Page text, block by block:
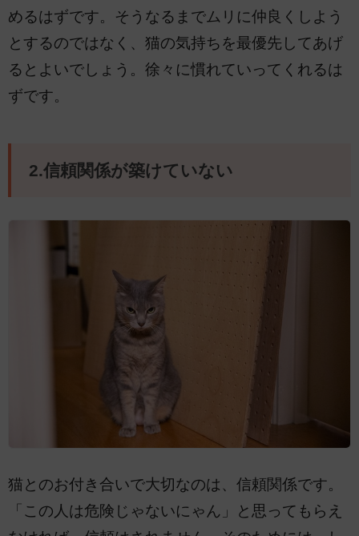
めるはずです。そうなるまでムリに仲良くしよう
とするのではなく、猫の気持ちを最優先してあげ
るとよいでしょう。徐々に慣れていってくれるは
ずです。
2.信頼関係が築けていない
猫とのお付き合いで大切なのは、信頼関係です。
「この人は危険じゃないにゃん」と思ってもらえ